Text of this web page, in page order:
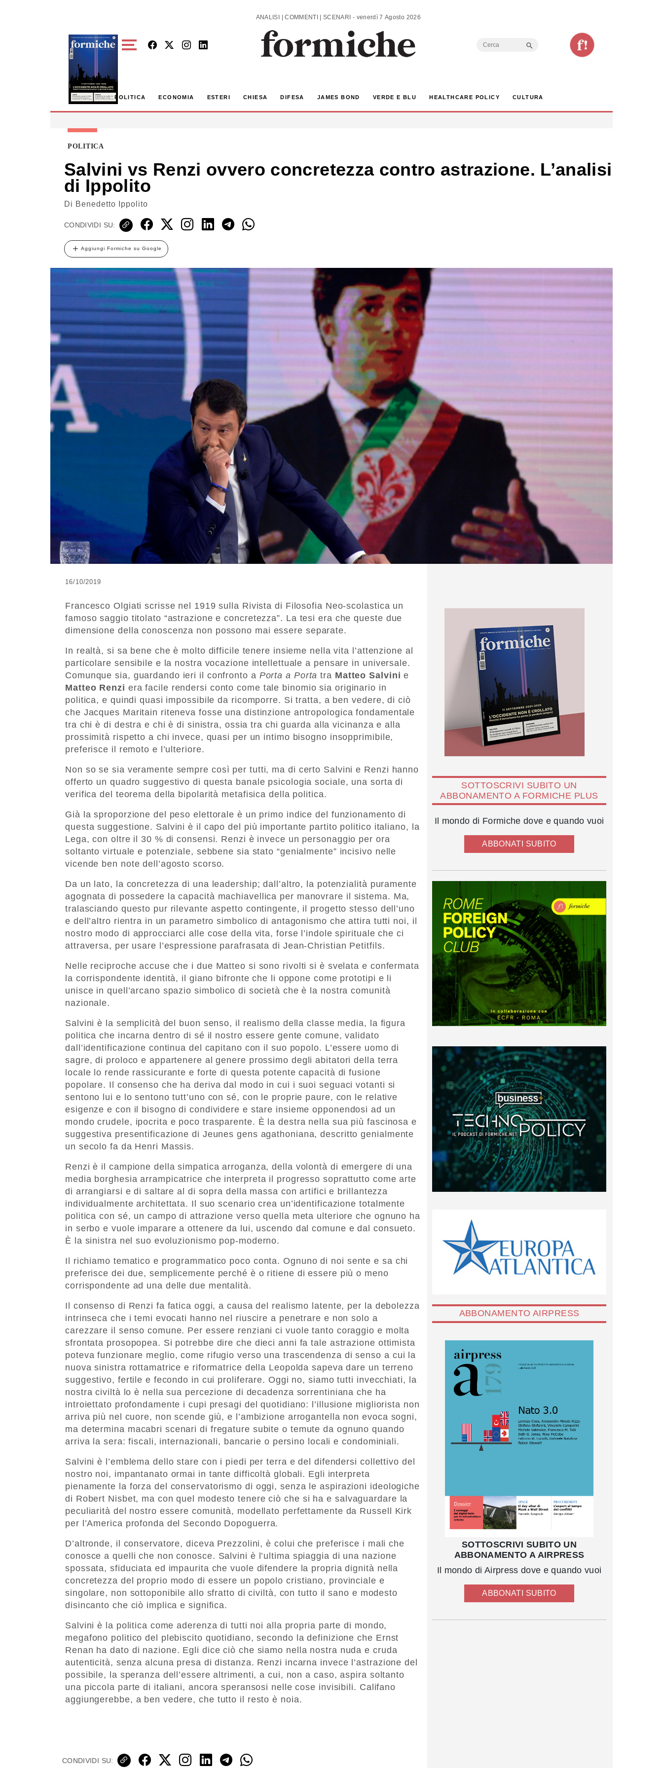
ANALISI | COMMENTI | SCENARI - venerdì 7 Agosto 2026
Search
POLITICA ECONOMIA ESTERI CHIESA DIFESA JAMES BOND VERDE E BLU HEALTHCARE POLICY CULTURA
POLITICA
Salvini vs Renzi ovvero concretezza contro astrazione. L’analisi
di Ippolito
Di Benedetto Ippolito
CONDIVIDI SU:
Aggiungi Formiche su Google
16/10/2019
Francesco Olgiati scrisse nel 1919 sulla Rivista di Filosofia Neo-scolastica un
famoso saggio titolato “astrazione e concretezza”. La tesi era che queste due
dimensione della conoscenza non possono mai essere separate.
In realtà, si sa bene che è molto difficile tenere insieme nella vita l’attenzione al
particolare sensibile e la nostra vocazione intellettuale a pensare in universale.
Comunque sia, guardando ieri il confronto a Porta a Porta tra Matteo Salvini e
Matteo Renzi era facile rendersi conto come tale binomio sia originario in
politica, e quindi quasi impossibile da ricomporre. Si tratta, a ben vedere, di ciò
che Jacques Maritain riteneva fosse una distinzione antropologica fondamentale
tra chi è di destra e chi è di sinistra, ossia tra chi guarda alla vicinanza e alla
prossimità rispetto a chi invece, quasi per un intimo bisogno insopprimibile,
preferisce il remoto e l’ulteriore.
Non so se sia veramente sempre così per tutti, ma di certo Salvini e Renzi hanno
offerto un quadro suggestivo di questa banale psicologia sociale, una sorta di
verifica del teorema della bipolarità metafisica della politica.
Già la sproporzione del peso elettorale è un primo indice del funzionamento di
questa suggestione. Salvini è il capo del più importante partito politico italiano, la
Lega, con oltre il 30 % di consensi. Renzi è invece un personaggio per ora
soltanto virtuale e potenziale, sebbene sia stato “genialmente” incisivo nelle
vicende ben note dell’agosto scorso.
Da un lato, la concretezza di una leadership; dall’altro, la potenzialità puramente
agognata di possedere la capacità machiavellica per manovrare il sistema. Ma,
tralasciando questo pur rilevante aspetto contingente, il progetto stesso dell’uno
e dell’altro rientra in un parametro simbolico di antagonismo che attira tutti noi, il
nostro modo di approcciarci alle cose della vita, forse l’indole spirituale che ci
attraversa, per usare l’espressione parafrasata di Jean-Christian Petitfils.
Nelle reciproche accuse che i due Matteo si sono rivolti si è svelata e confermata
la corrispondente identità, il giano bifronte che li oppone come prototipi e li
unisce in quell’arcano spazio simbolico di società che è la nostra comunità
nazionale.
Salvini è la semplicità del buon senso, il realismo della classe media, la figura
politica che incarna dentro di sé il nostro essere gente comune, validato
dall’identificazione continua del capitano con il suo popolo. L’essere uomo di
sagre, di proloco e appartenere al genere prossimo degli abitatori della terra
locale lo rende rassicurante e forte di questa potente capacità di fusione
popolare. Il consenso che ha deriva dal modo in cui i suoi seguaci votanti si
sentono lui e lo sentono tutt’uno con sé, con le proprie paure, con le relative
esigenze e con il bisogno di condividere e stare insieme opponendosi ad un
mondo crudele, ipocrita e poco trasparente. È la destra nella sua più fascinosa e
suggestiva presentificazione di Jeunes gens agathoniana, descritto genialmente
un secolo fa da Henri Massis.
Renzi è il campione della simpatica arroganza, della volontà di emergere di una
media borghesia arrampicatrice che interpreta il progresso soprattutto come arte
di arrangiarsi e di saltare al di sopra della massa con artifici e brillantezza
individualmente architettata. Il suo scenario crea un’identificazione totalmente
politica con sé, un campo di attrazione verso quella meta ulteriore che ognuno ha
in serbo e vuole imparare a ottenere da lui, uscendo dal comune e dal consueto.
È la sinistra nel suo evoluzionismo pop-moderno.
Il richiamo tematico e programmatico poco conta. Ognuno di noi sente e sa chi
preferisce dei due, semplicemente perché è o ritiene di essere più o meno
corrispondente ad una delle due mentalità.
Il consenso di Renzi fa fatica oggi, a causa del realismo latente, per la debolezza
intrinseca che i temi evocati hanno nel riuscire a penetrare e non solo a
carezzare il senso comune. Per essere renziani ci vuole tanto coraggio e molta
sfrontata prosopopea. Si potrebbe dire che dieci anni fa tale astrazione ottimista
poteva funzionare meglio, come rifugio verso una trascendenza di senso a cui la
nuova sinistra rottamatrice e riformatrice della Leopolda sapeva dare un terreno
suggestivo, fertile e fecondo in cui proliferare. Oggi no, siamo tutti invecchiati, la
nostra civiltà lo è nella sua percezione di decadenza sorrentiniana che ha
introiettato profondamente i cupi presagi del quotidiano: l’illusione migliorista non
arriva più nel cuore, non scende giù, e l’ambizione arrogantella non evoca sogni,
ma determina macabri scenari di fregature subite o temute da ognuno quando
arriva la sera: fiscali, internazionali, bancarie o persino locali e condominiali.
Salvini è l’emblema dello stare con i piedi per terra e del difendersi collettivo del
nostro noi, impantanato ormai in tante difficoltà globali. Egli interpreta
pienamente la forza del conservatorismo di oggi, senza le aspirazioni ideologiche
di Robert Nisbet, ma con quel modesto tenere ciò che si ha e salvaguardare la
peculiarità del nostro essere comunità, modellato perfettamente da Russell Kirk
per l’America profonda del Secondo Dopoguerra.
D’altronde, il conservatore, diceva Prezzolini, è colui che preferisce i mali che
conosce a quelli che non conosce. Salvini è l’ultima spiaggia di una nazione
spossata, sfiduciata ed impaurita che vuole difendere la propria dignità nella
concretezza del proprio modo di essere un popolo cristiano, provinciale e
singolare, non sottoponibile allo sfratto di civiltà, con tutto il sano e modesto
disincanto che ciò implica e significa.
Salvini è la politica come aderenza di tutti noi alla propria parte di mondo,
megafono politico del plebiscito quotidiano, secondo la definizione che Ernst
Renan ha dato di nazione. Egli dice ciò che siamo nella nostra nuda e cruda
autenticità, senza alcuna presa di distanza. Renzi incarna invece l’astrazione del
possibile, la speranza dell’essere altrimenti, a cui, non a caso, aspira soltanto
una piccola parte di italiani, ancora speransosi nelle cose invisibili. Califano
aggiungerebbe, a ben vedere, che tutto il resto è noia.
CONDIVIDI SU:
SOTTOSCRIVI SUBITO UN
ABBONAMENTO A FORMICHE PLUS
Il mondo di Formiche dove e quando vuoi
ABBONATI SUBITO
ABBONAMENTO AIRPRESS
SOTTOSCRIVI SUBITO UN
ABBONAMENTO A AIRPRESS
Il mondo di Airpress dove e quando vuoi
ABBONATI SUBITO